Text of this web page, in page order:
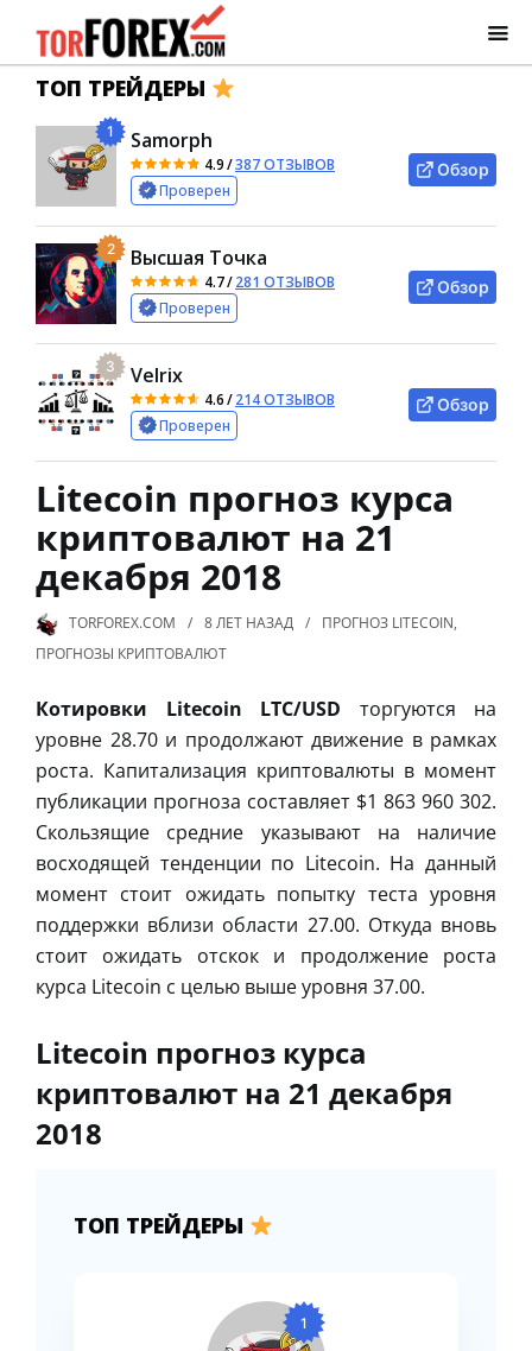
ТОП ТРЕЙДЕРЫ
1 Samorph
4.9/387 ОТЗЫВОВ
Проверен
Обзор
2 Высшая Точка
4.7/281 ОТЗЫВОВ
Проверен
Обзор
3 Velrix
4.6/214 ОТЗЫВОВ
Проверен
Обзор
Litecoin прогноз курса
криптовалют на 21
декабря 2018
TORFOREX.COM 8 ЛЕТ НАЗАД ПРОГНОЗ LITECOIN,
ПРОГНОЗЫ КРИПТОВАЛЮТ
Котировки Litecoin LTC/USD торгуются на
уровне 28.70 и продолжают движение в рамках
роста. Капитализация криптовалюты в момент
публикации прогноза составляет $1 863 960 302.
Скользящие средние указывают на наличие
восходящей тенденции по Litecoin. На данный
момент стоит ожидать попытку теста уровня
поддержки вблизи области 27.00. Откуда вновь
стоит ожидать отскок и продолжение роста
курса Litecoin с целью выше уровня 37.00.
Litecoin прогноз курса
криптовалют на 21 декабря
2018
ТОП ТРЕЙДЕРЫ
1